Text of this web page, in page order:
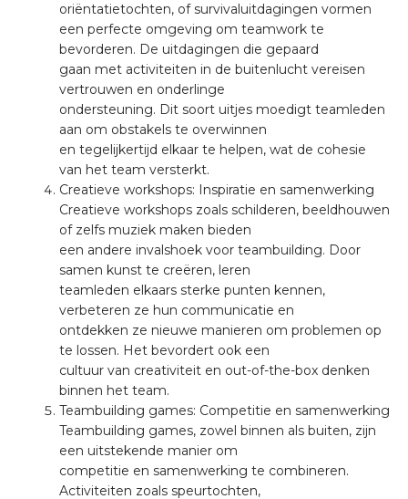
oriëntatietochten, of survivaluitdagingen vormen
een perfecte omgeving om teamwork te
bevorderen. De uitdagingen die gepaard
gaan met activiteiten in de buitenlucht vereisen
vertrouwen en onderlinge
ondersteuning. Dit soort uitjes moedigt teamleden
aan om obstakels te overwinnen
en tegelijkertijd elkaar te helpen, wat de cohesie
van het team versterkt.
Creatieve workshops: Inspiratie en samenwerking
Creatieve workshops zoals schilderen, beeldhouwen
of zelfs muziek maken bieden
een andere invalshoek voor teambuilding. Door
samen kunst te creëren, leren
teamleden elkaars sterke punten kennen,
verbeteren ze hun communicatie en
ontdekken ze nieuwe manieren om problemen op
te lossen. Het bevordert ook een
cultuur van creativiteit en out-of-the-box denken
binnen het team.
Teambuilding games: Competitie en samenwerking
Teambuilding games, zowel binnen als buiten, zijn
een uitstekende manier om
competitie en samenwerking te combineren.
Activiteiten zoals speurtochten,